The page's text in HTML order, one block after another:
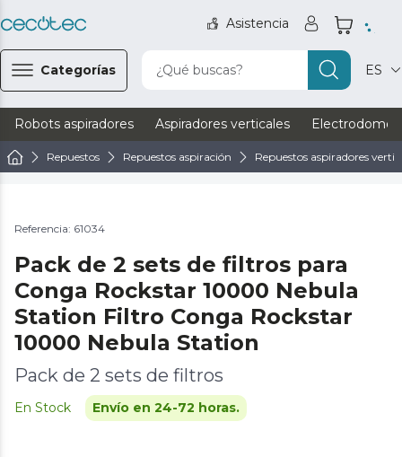
Asistencia
Categorías ¿Qué buscas? ES
Robots aspiradores Aspiradores verticales
Repuestos Repuestos aspiración Repuestos aspiradores
Referencia: 61034
Pack de 2 sets de filtros para
Conga Rockstar 10000 Nebula
Station Filtro Conga Rockstar
10000 Nebula Station
Pack de 2 sets de filtros
En Stock Envío en 24-72 horas.